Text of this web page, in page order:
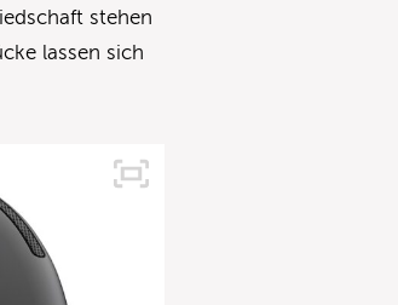
stehen
lassen sich